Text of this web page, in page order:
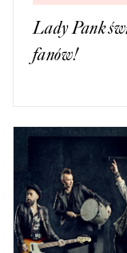
Lady Pank
fanów!